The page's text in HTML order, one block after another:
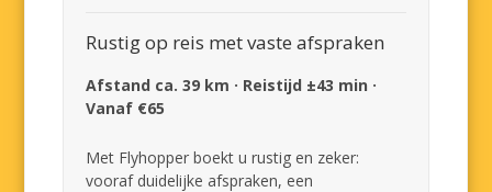
Rustig op reis met vaste afspraken
Afstand ca. 39 km · Reistijd ±43 min ·
Vanaf €65
Met Flyhopper boekt u rustig en zeker:
vooraf duidelijke afspraken, een